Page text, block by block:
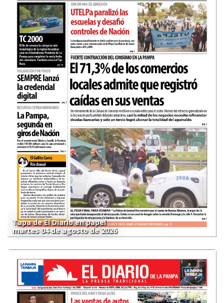
Tapa de El Diario en papel
martes 04 de agosto de 2026